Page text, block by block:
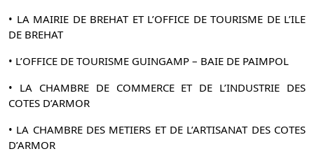
• LA MAIRIE DE BREHAT ET L’OFFICE DE TOURISME DE L’ILE
DE BREHAT
• L’OFFICE DE TOURISME GUINGAMP – BAIE DE PAIMPOL
• LA CHAMBRE DE COMMERCE ET DE L’INDUSTRIE DES
COTES D’ARMOR
• LA CHAMBRE DES METIERS ET DE L’ARTISANAT DES COTES
D’ARMOR